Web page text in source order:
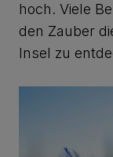
hoch. Viele
den Zauber
Insel zu